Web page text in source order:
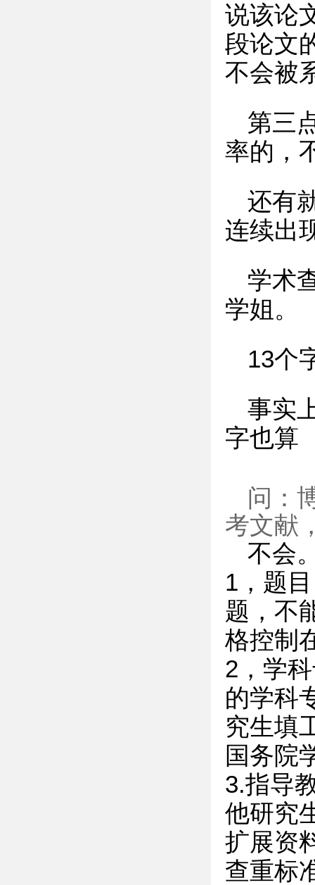
说该论
段论文
不会被
第三
率的，
还有
连续出
学术
学姐。
13个
事实
字也算
问：
考文献
不会
1，题
题，不
格控制
2，学
的学科
究生填
国务院
3.指导
他研究
扩展资
查重标